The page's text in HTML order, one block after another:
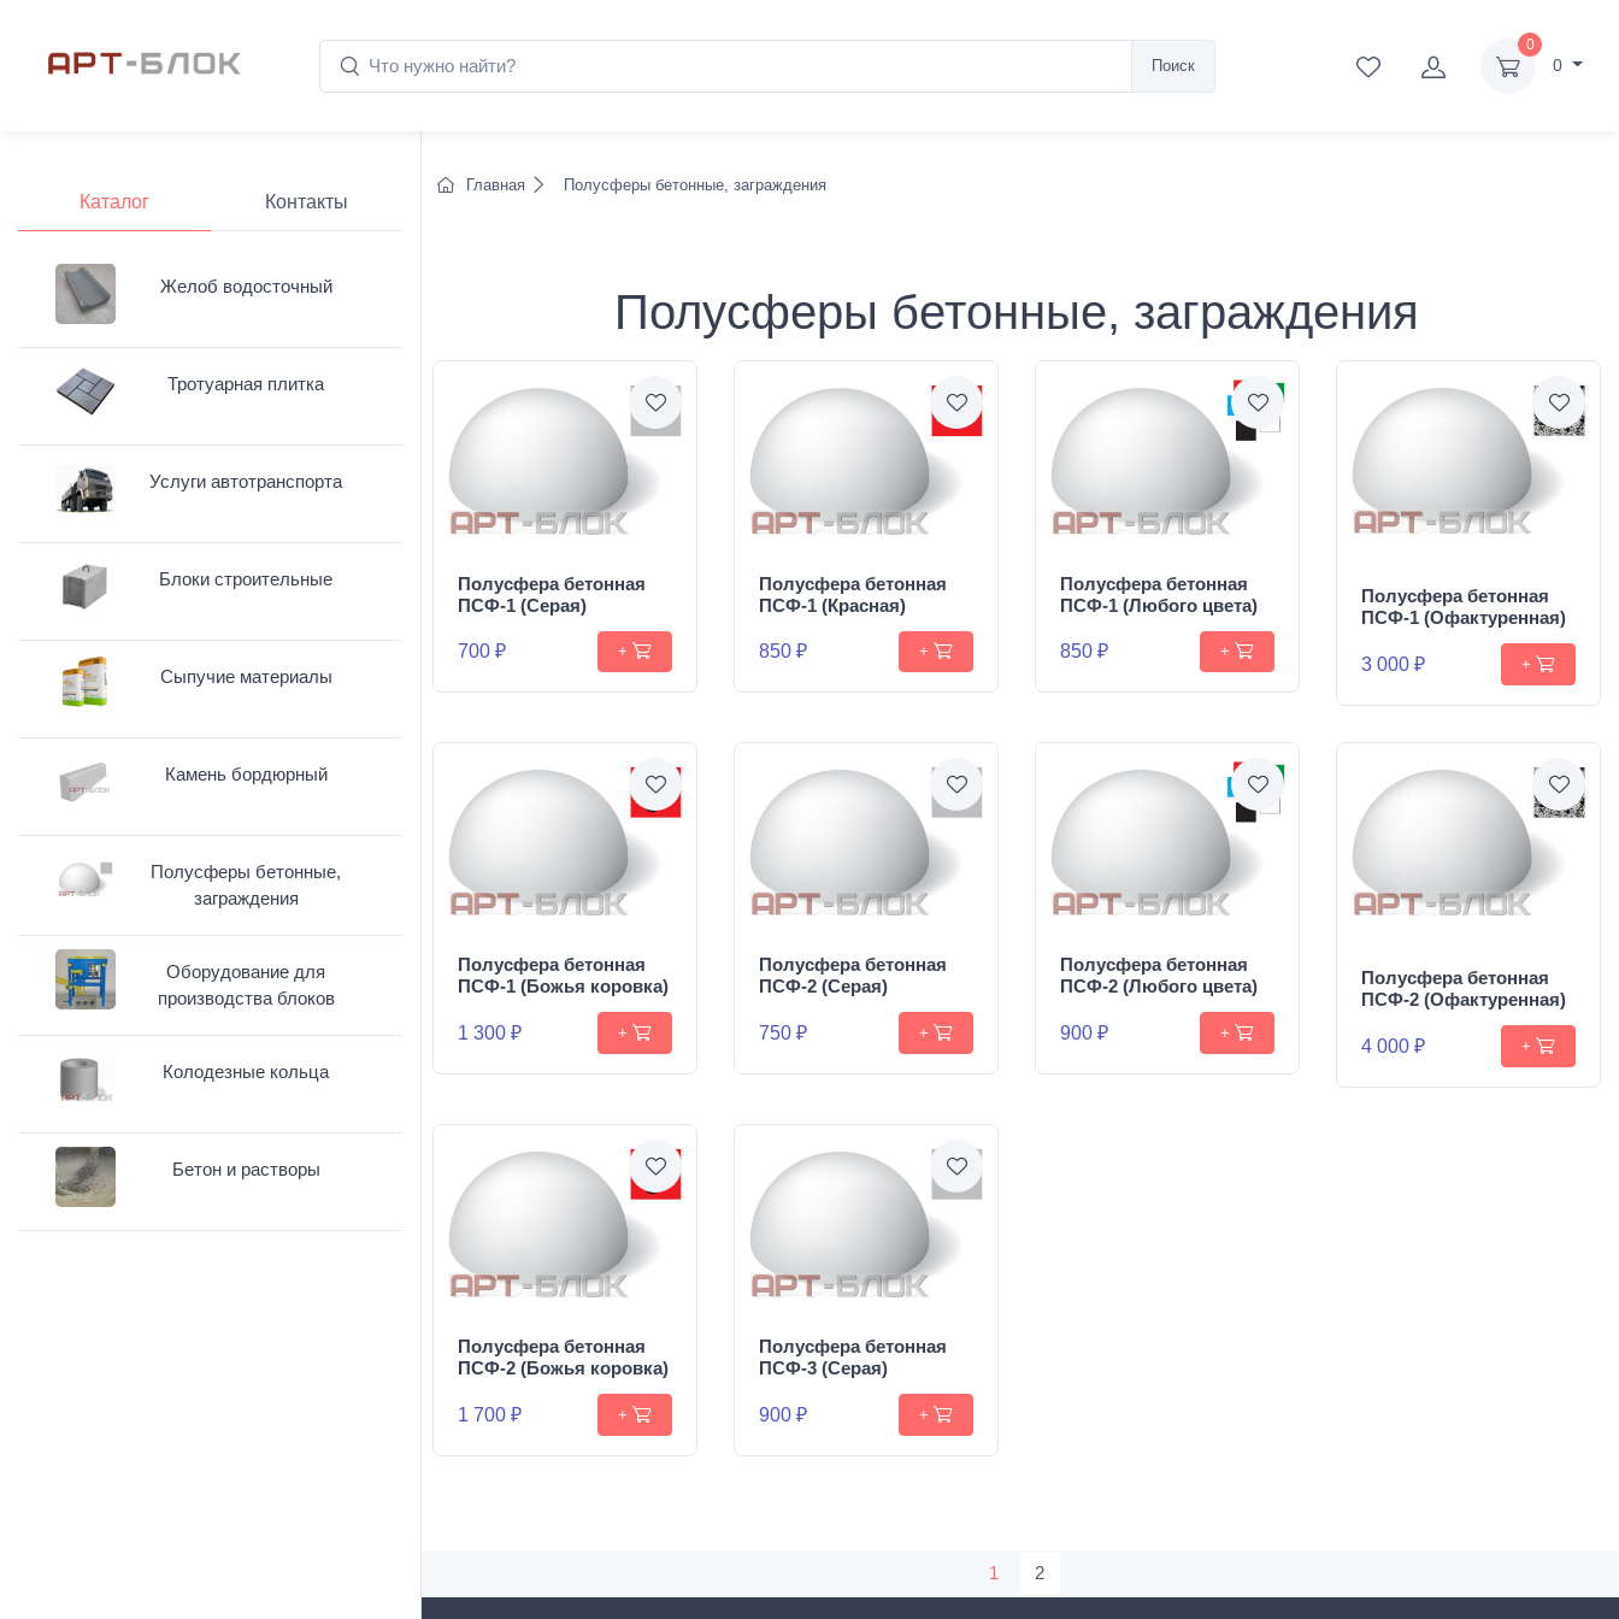
Поиск
0
0
Главная Полусферы бетонные, заграждения
Полусферы бетонные, заграждения
Полусфера бетонная
ПСФ-1 (Серая)
700 ₽ +
Полусфера бетонная
ПСФ-1 (Красная)
850 ₽ +
Полусфера бетонная
ПСФ-1 (Любого цвета)
850 ₽ +
Полусфера бетонная
ПСФ-1 (Офактуренная)
3 000 ₽ +
Полусфера бетонная
ПСФ-1 (Божья коровка)
1 300 ₽ +
Полусфера бетонная
ПСФ-2 (Серая)
750 ₽ +
Полусфера бетонная
ПСФ-2 (Любого цвета)
900 ₽ +
Полусфера бетонная
ПСФ-2 (Офактуренная)
4 000 ₽ +
Полусфера бетонная
ПСФ-2 (Божья коровка)
1 700 ₽ +
Полусфера бетонная
ПСФ-3 (Серая)
900 ₽ +
1 2
Каталог Контакты
Желоб водосточный
Тротуарная плитка
Услуги автотранспорта
Блоки строительные
Сыпучие материалы
Камень бордюрный
Полусферы бетонные,
заграждения
Оборудование для
производства блоков
Колодезные кольца
Бетон и растворы